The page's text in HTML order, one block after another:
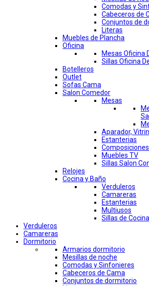
Comodas y
Cabeceros de
Conjuntos de
Literas
Muebles de Plancha
Oficina
Mesas Oficina
Sillas Oficina
Botelleros
Outlet
Sofas Cama
Salon Comedor
Mesas
Aparador,
Estanterias
Muebles TV
Sillas Salon
Relojes
Cocina y Baño
Verduleros
Camareras
Estanterias
Multiusos
Sillas de Cocina
Verduleros
Camareras
Dormitorio
Armarios dormitorio
Mesillas de noche
Comodas y Sinfonieres
Cabeceros de Cama
Conjuntos de dormitorio